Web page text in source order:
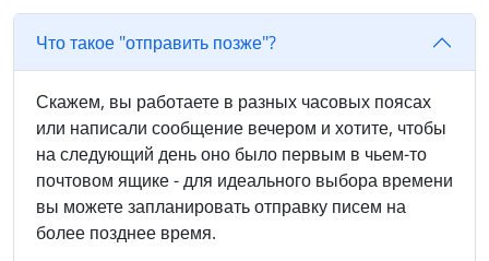
Что такое "отправить позже"?
Скажем, вы работаете в разных часовых поясах
или написали сообщение вечером и хотите, чтобы
на следующий день оно было первым в чьем-то
почтовом ящике - для идеального выбора времени
вы можете запланировать отправку писем на
более позднее время.